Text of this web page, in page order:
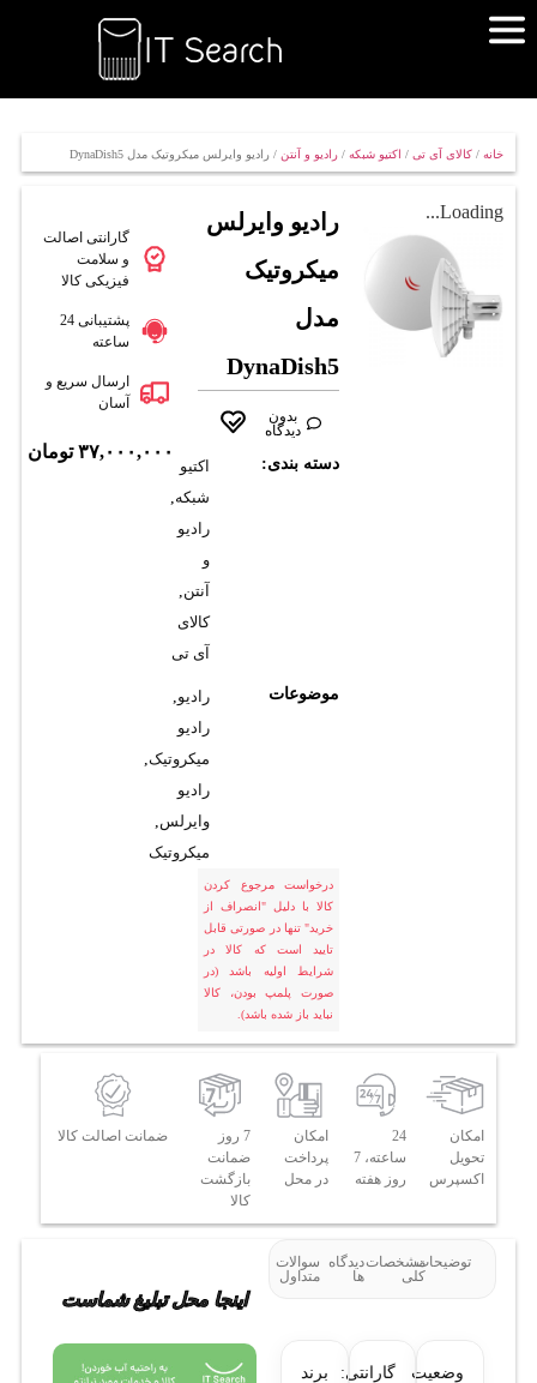
خانه/ کالای آی تی/ اکتیو شبکه/ رادیو و آنتن / رادیو وایرلس میکروتیک مدل DynaDish5
Loading...
رادیو وایرلس
میکروتیک
مدل
DynaDish5
بدون
دیدگاه
دسته بندی:
اکتیو
شبکه,
رادیو
و
آنتن,
کالای
آی تی
موضوعات رادیو,
رادیو
میکروتیک,
رادیو
وایرلس,
میکروتیک
درخواست مرجوع کردن
کالا با دلیل "انصراف از
خرید" تنها در صورتی قابل
تایید است که کالا در
شرایط اولیه باشد (در
صورت پلمپ بودن، کالا
نباید باز شده باشد).
گارانتی اصالت
و سلامت
فیزیکی کالا
پشتیبانی 24
ساعته
ارسال سریع و
آسان
۳۷,۰۰۰,۰۰۰ تومان
امکان
تحویل
اکسپرس
24
ساعته، 7
روز هفته
امکان
پرداخت
در محل
7 روز
ضمانت
بازگشت
کالا
ضمانت اصالت کالا
توضیحاتمشخصات
کلی
دیدگاه
ها
سوالات
متداول
وضعیت
گارانتی:
برند
اینجا محل تبلیغ شماست